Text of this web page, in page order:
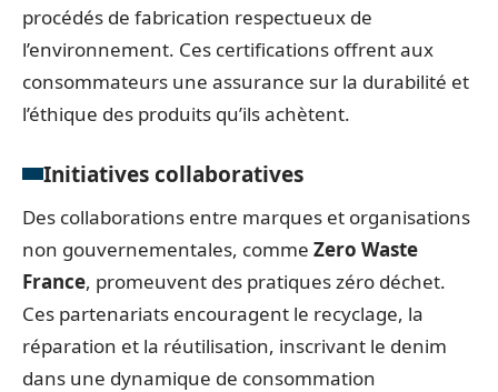
procédés de fabrication respectueux de
l’environnement. Ces certifications offrent aux
consommateurs une assurance sur la durabilité et
l’éthique des produits qu’ils achètent.
Initiatives collaboratives
Des collaborations entre marques et organisations
non gouvernementales, comme Zero Waste
France, promeuvent des pratiques zéro déchet.
Ces partenariats encouragent le recyclage, la
réparation et la réutilisation, inscrivant le denim
dans une dynamique de consommation